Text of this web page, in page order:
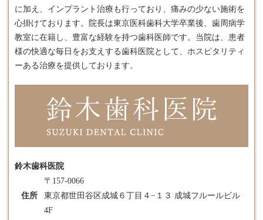
に加え、 インプラント 治療も行っており、痛みの少ない施術を
心掛けております。​院長は東京医科歯科大学卒業後、歯周病学
教室に在籍し、豊富な経験を持つ歯科医師です。​当院は、患者
様の快適な毎日をお支えする歯科医院として、ホスピタリティ
ーある治療を提供しております。
鈴木歯科医院
住所
〒157-0066
東京都世田谷区成城６丁目４−１３ 成城フルールビル
4F